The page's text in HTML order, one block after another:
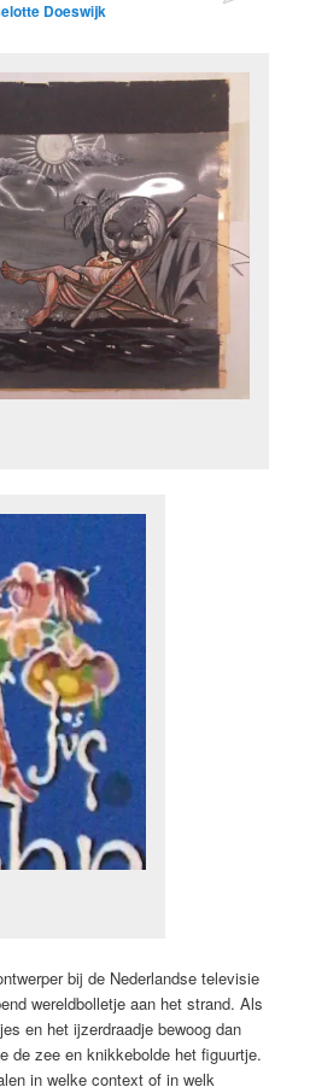
Doeswijk
bij de Nederlandse televisie
wereldbolletje aan het strand. Als
en het ijzerdraadje bewoog dan
de zee en knikkebolde het figuurtje.
in welke context of in welk